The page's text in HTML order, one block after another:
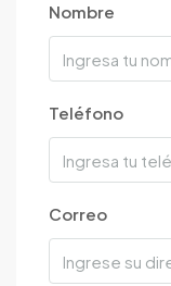
Nombre
Teléfono
Correo